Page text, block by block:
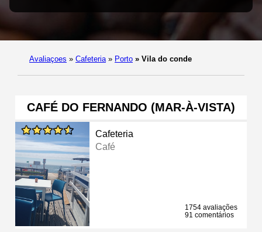
Avaliaçoes » Cafeteria » Porto » Vila do conde
CAFÉ DO FERNANDO (MAR-À-VISTA)
Cafeteria
Café
1754 avaliações
91 comentários